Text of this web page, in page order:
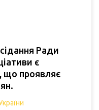
Ради
є
що проявляє